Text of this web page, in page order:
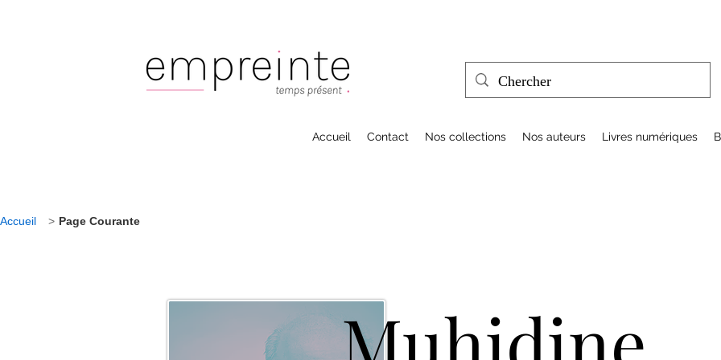
Accueil Contact Nos collections Nos auteurs Livres numériques
Accueil > Page Courante